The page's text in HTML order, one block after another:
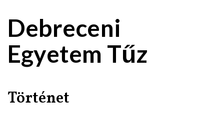
Debreceni
Egyetem Tűz
Történet